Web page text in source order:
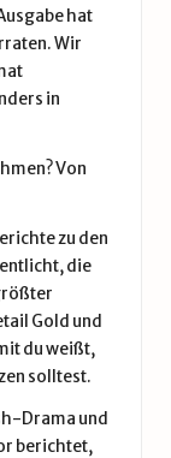
hat
Wir
in
Von
zu den
die
Gold und
du weißt,
solltest.
Drama und
berichtet,